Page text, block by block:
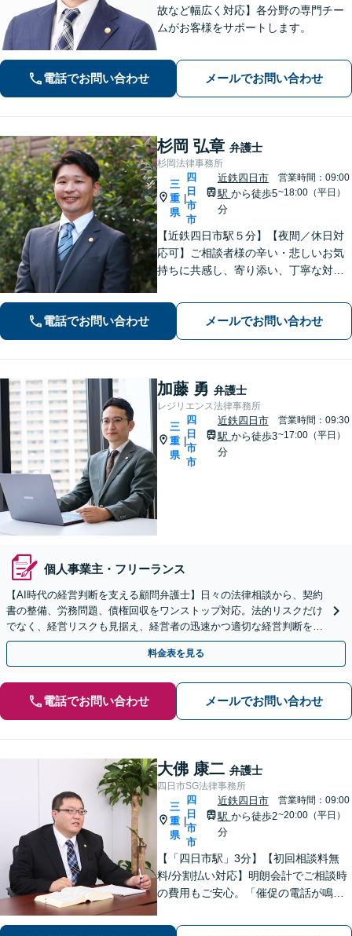
故など幅広く対応】各分野の専門チー
ムがお客様をサポートします。
電話でお問い合わせ メールでお問い合わせ
杉岡 弘章 弁護士
杉岡法律事務所
三
重
県
四
日
市
市
近鉄四日市
駅 から徒歩5
分
営業時間：09:00
~18:00（平日）
【近鉄四日市駅５分】【夜間／休日対
応可】ご相談者様の辛い・悲しいお気
持ちに共感し、寄り添い、丁寧な対応
相続／刑事事件など、幅広く対応【地
域に根ざした弁護士】お気軽にお問い
合わせください。
電話でお問い合わせ メールでお問い合わせ
加藤 勇 弁護士
レジリエンス法律事務所
三
重
県
四
日
市
市
近鉄四日市
駅 から徒歩3
分
営業時間：09:30
~17:00（平日）
個人事業主・フリーランス
【AI時代の経営判断を支える顧問弁護士】日々の法律相談から、契約
書の整備、労務問題、債権回収をワンストップ対応。法的リスクだけ
でなく、経営リスクも見据え、経営者の迅速かつ適切な経営判断を法
務面からサポートします。
料金表を見る
電話でお問い合わせ メールでお問い合わせ
大佛 康二 弁護士
四日市SG法律事務所
三
重
県
四
日
市
市
近鉄四日市
駅 から徒歩2
分
営業時間：09:00
~20:00（平日）
【「四日市駅」3分】【初回相談料無
料/分割払い対応】明朗会計でご相談時
の費用もご安心。「催促の電話が鳴り
た」に対応できます。自己破産や任意